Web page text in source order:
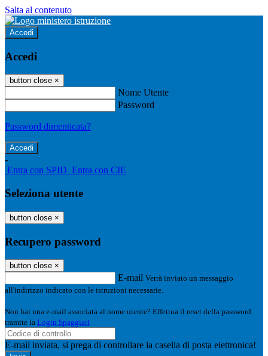
Salta al contenuto
Accedi
Accedi
button close ×
Nome Utente
Password
Password dimenticata?
-
Entra con SPID Entra con CIE
Seleziona utente
button close ×
Recupero password
button close ×
E-mail Verrà inviato un messaggio
all'indirizzo indicato con le istruzioni necessarie.
Non hai una e-mail associata al nome utente? Effettua il reset della password
tramite la Login Spaggiari
E-mail inviata, si prega di controllare la casella di posta elettronica!